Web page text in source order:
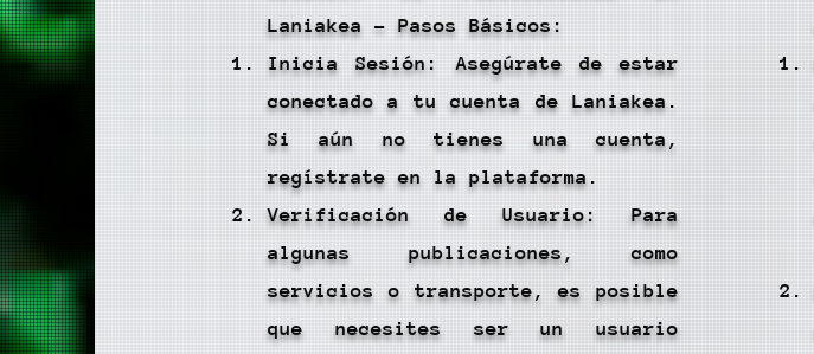
Laniakea - Pasos Básicos:
Inicia Sesión: Asegúrate de estar
conectado a tu cuenta de Laniakea.
Si aún no tienes una cuenta,
regístrate en la plataforma.
Verificación de Usuario: Para
algunas publicaciones, como
servicios o transporte, es posible
que necesites ser un usuario